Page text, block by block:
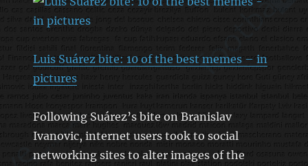
Luis Suárez bite: 10 of the best memes – in
pictures
Following Suárez’s bite on Branislav
Ivanovic, internet users took to social
networking sites to alter images of the